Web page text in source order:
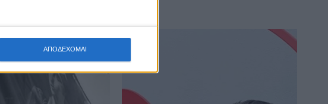
ΑΠΟΔΕΧΟΜΑΙ